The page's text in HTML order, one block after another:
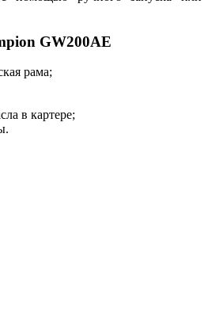
GW200AE
рама;
в картере;